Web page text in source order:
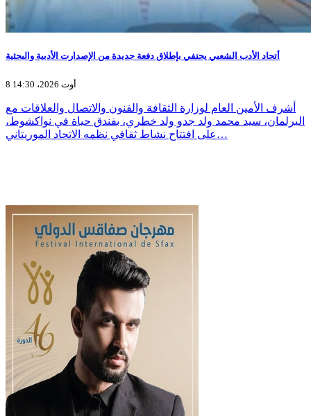
أتحاد الأدب الشعبي يحتفي بإطلاق دفعة جديدة من الإصدارت الأدبية والبحثية
8 أوت 2026، 14:30
أشرف الأمين العام لوزارة الثقافة والفنون والاتصال والعلاقات مع
البرلمان، سيد محمد ولد جدو ولد خطري، بفندق حياة في نواكشوط،
على افتتاح نشاط ثقافي نظمه الاتحاد الموريتاني…